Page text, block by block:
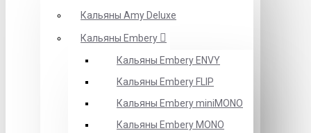
Кальяны Amy Deluxe
Кальяны Embery
Кальяны Embery ENVY
Кальяны Embery FLIP
Кальяны Embery miniMONO
Кальяны Embery MONO